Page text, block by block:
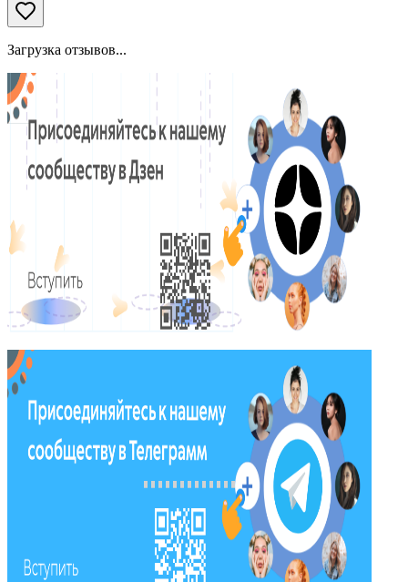
Загрузка отзывов...